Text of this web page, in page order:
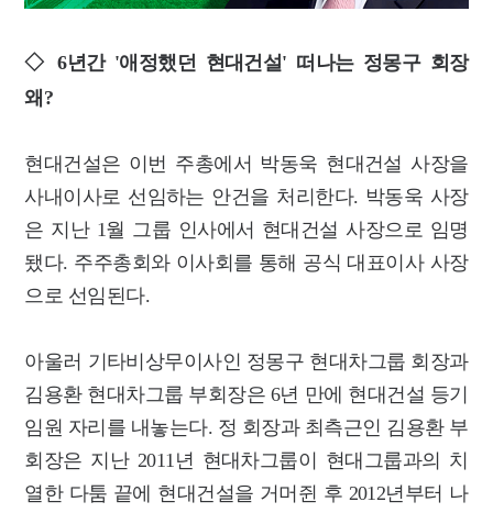
◇ 6년간 '애정했던 현대건설' 떠나는 정몽구 회장
왜?
현대건설은 이번 주총에서 박동욱 현대건설 사장을
사내이사로 선임하는 안건을 처리한다. 박동욱 사장
은 지난 1월 그룹 인사에서 현대건설 사장으로 임명
됐다. 주주총회와 이사회를 통해 공식 대표이사 사장
으로 선임된다.
아울러 기타비상무이사인 정몽구 현대차그룹 회장과
김용환 현대차그룹 부회장은 6년 만에 현대건설 등기
임원 자리를 내놓는다. 정 회장과 최측근인 김용환 부
회장은 지난 2011년 현대차그룹이 현대그룹과의 치
열한 다툼 끝에 현대건설을 거머쥔 후 2012년부터 나